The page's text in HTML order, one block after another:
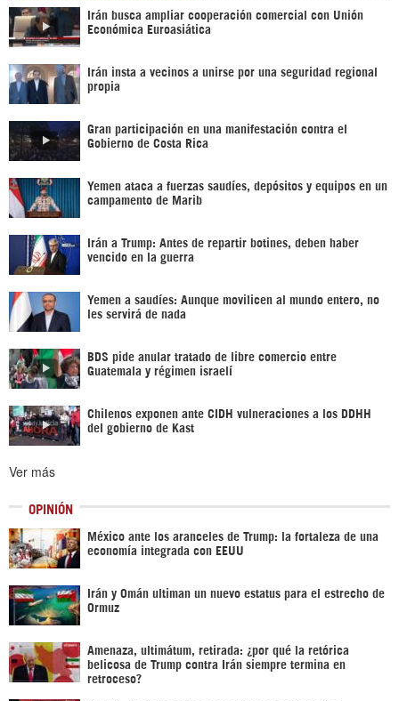
Irán busca ampliar cooperación comercial con Unión
Económica Euroasiática
Irán insta a vecinos a unirse por una seguridad regional
propia
Gran participación en una manifestación contra el
Gobierno de Costa Rica
Yemen ataca a fuerzas saudíes, depósitos y equipos en un
campamento de Marib
Irán a Trump: Antes de repartir botines, deben haber
vencido en la guerra
Yemen a saudíes: Aunque movilicen al mundo entero, no
les servirá de nada
BDS pide anular tratado de libre comercio entre
Guatemala y régimen israelí
Chilenos exponen ante CIDH vulneraciones a los DDHH
del gobierno de Kast
Ver más
OPINIÓN
México ante los aranceles de Trump: la fortaleza de una
economía integrada con EEUU
Irán y Omán ultiman un nuevo estatus para el estrecho de
Ormuz
Amenaza, ultimátum, retirada: ¿por qué la retórica
belicosa de Trump contra Irán siempre termina en
retroceso?